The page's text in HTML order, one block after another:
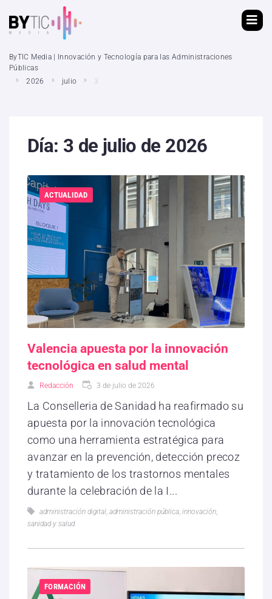
ByTIC Media | Innovación y Tecnología para las Administraciones
Públicas
2026
julio 3
Día: 3 de julio de 2026
ACTUALIDAD
Valencia apuesta por la innovación
tecnológica en salud mental
Redacción 3 de julio de 2026
La Conselleria de Sanidad ha reafirmado su
apuesta por la innovación tecnológica
como una herramienta estratégica para
avanzar en la prevención, detección precoz
y tratamiento de los trastornos mentales
durante la celebración de la I...
administración digital administración pública innovación
sanidad y salud
FORMACIÓN